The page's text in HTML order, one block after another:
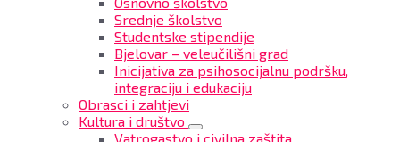
Srednje školstvo
Studentske stipendije
Bjelovar – veleučilišni grad
Inicijativa za psihosocijalnu podršku,
integraciju i edukaciju
Obrasci i zahtjevi
Kultura i društvo
Vatrogastvo i civilna zaštita